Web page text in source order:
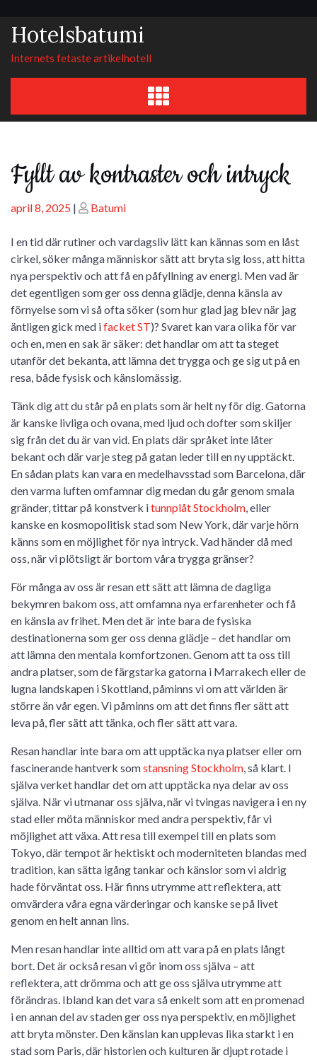
content
Hotelsbatumi
Internets fetaste artikelhotell
Fyllt av kontraster och intryck
Posted
april 8, 2025 | Posted
Batumi
I en tid där rutiner och vardagsliv lätt kan kännas som en låst
cirkel, söker många människor sätt att bryta sig loss, att hitta
nya perspektiv och att få en påfyllning av energi. Men vad är
det egentligen som ger oss denna glädje, denna känsla av
förnyelse som vi så ofta söker (som hur glad jag blev när jag
äntligen gick med ifacket ST)? Svaret kan vara olika för var
och en, men en sak är säker: det handlar om att ta steget
utanför det bekanta, att lämna det trygga och ge sig ut på en
resa, både fysisk och känslomässig.
Tänk dig att du står på en plats som är helt ny för dig. Gatorna
är kanske livliga och ovana, med ljud och dofter som skiljer
sig från det du är van vid. En plats där språket inte låter
bekant och där varje steg på gatan leder till en ny upptäckt.
En sådan plats kan vara en medelhavsstad som Barcelona, där
den varma luften omfamnar dig medan du går genom smala
gränder, tittar på konstverk itunnplåt Stockholm, eller
kanske en kosmopolitisk stad som New York, där varje hörn
känns som en möjlighet för nya intryck. Vad händer då med
oss, när vi plötsligt är bortom våra trygga gränser?
För många av oss är resan ett sätt att lämna de dagliga
bekymren bakom oss, att omfamna nya erfarenheter och få
en känsla av frihet. Men det är inte bara de fysiska
destinationerna som ger oss denna glädje – det handlar om
att lämna den mentala komfortzonen. Genom att ta oss till
andra platser, som de färgstarka gatorna i Marrakech eller de
lugna landskapen i Skottland, påminns vi om att världen är
större än vår egen. Vi påminns om att det finns fler sätt att
leva på, fler sätt att tänka, och fler sätt att vara.
Resan handlar inte bara om att upptäcka nya platser eller om
fascinerande hantverk somstansning Stockholm, så klart. I
själva verket handlar det om att upptäcka nya delar av oss
själva. När vi utmanar oss själva, när vi tvingas navigera i en ny
stad eller möta människor med andra perspektiv, får vi
möjlighet att växa. Att resa till exempel till en plats som
Tokyo, där tempot är hektiskt och moderniteten blandas med
tradition, kan sätta igång tankar och känslor som vi aldrig
hade förväntat oss. Här finns utrymme att reflektera, att
omvärdera våra egna värderingar och kanske se på livet
genom en helt annan lins.
Men resan handlar inte alltid om att vara på en plats långt
bort. Det är också resan vi gör inom oss själva – att
reflektera, att drömma och att ge oss själva utrymme att
förändras. Ibland kan det vara så enkelt som att en promenad
i en annan del av staden ger oss nya perspektiv, en möjlighet
att bryta mönster. Den känslan kan upplevas lika starkt i en
stad som Paris, där historien och kulturen är djupt rotade i